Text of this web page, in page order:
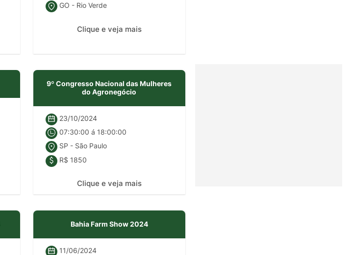
GO - Rio Verde
Clique e veja mais
9º Congresso Nacional das Mulheres
do Agronegócio
23/10/2024
07:30:00 á 18:00:00
SP - São Paulo
R$ 1850
Clique e veja mais
Bahia Farm Show 2024
11/06/2024